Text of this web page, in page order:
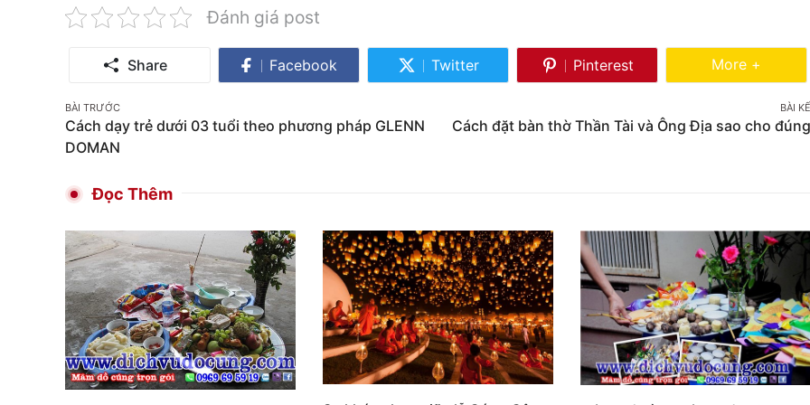
Đánh giá post
Share Facebook
Share
Facebook
Twitter
Share
Twitter
Pinterest
Share
Pinterest
Share More
More +
Post
navigation
BÀI TRƯỚC
Cách dạy trẻ dưới 03 tuổi theo phương pháp GLENN
DOMAN
BÀI KẾ
Cách đặt bàn thờ Thần Tài và Ông Địa sao cho đúng
Đọc Thêm